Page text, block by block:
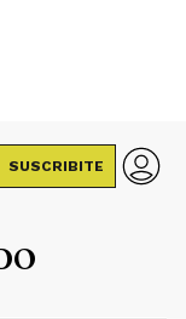
SUSCRIBITE